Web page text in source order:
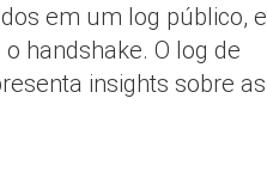
em um log público, e
handshake. O log de
insights sobre as